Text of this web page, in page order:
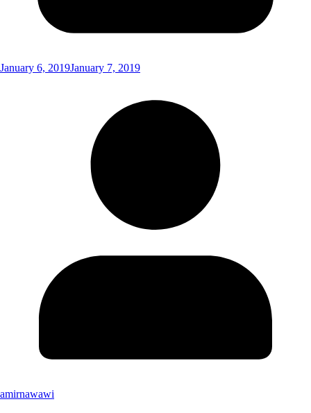
January 6, 2019January 7, 2019
amirnawawi